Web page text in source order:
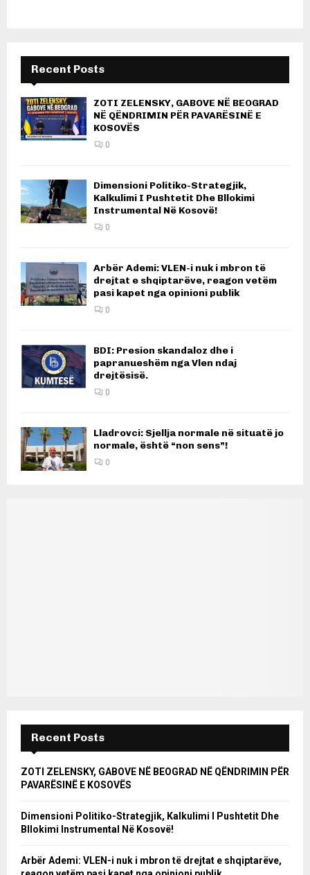
Recent Posts
ZOTI ZELENSKY, GABOVE NË BEOGRAD
NË QËNDRIMIN PËR PAVARËSINË E
KOSOVËS
0
Dimensioni Politiko-Strategjik,
Kalkulimi I Pushtetit Dhe Bllokimi
Instrumental Në Kosovë!
0
Arbër Ademi: VLEN-i nuk i mbron të
drejtat e shqiptarëve, reagon vetëm
pasi kapet nga opinioni publik
0
BDI: Presion skandaloz dhe i
papranueshëm nga Vlen ndaj
drejtësisë.
0
Lladrovci: Sjellja normale në situatë jo
normale, është “non sens”!
0
Recent Posts
ZOTI ZELENSKY, GABOVE NË BEOGRAD NË QËNDRIMIN PËR
PAVARËSINË E KOSOVËS
Dimensioni Politiko-Strategjik, Kalkulimi I Pushtetit Dhe
Bllokimi Instrumental Në Kosovë!
Arbër Ademi: VLEN-i nuk i mbron të drejtat e shqiptarëve,